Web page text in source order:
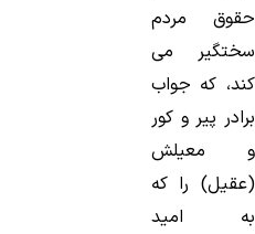
حقوق مردم
سختگیر می
كند، كه جواب
برادر پیر و كور
و معیلش
(عقیل) را كه
به امید